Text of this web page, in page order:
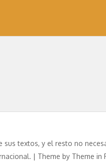
textos, y el resto no
| Theme by Theme in